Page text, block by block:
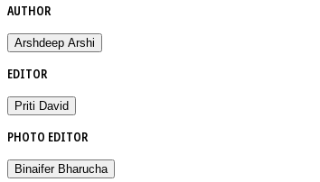
AUTHOR
Arshdeep Arshi
EDITOR
Priti David
PHOTO EDITOR
Binaifer Bharucha